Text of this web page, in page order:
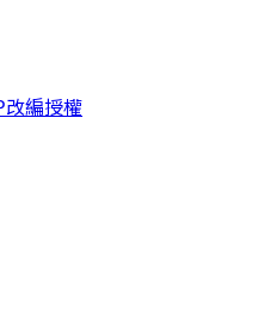
改編授權